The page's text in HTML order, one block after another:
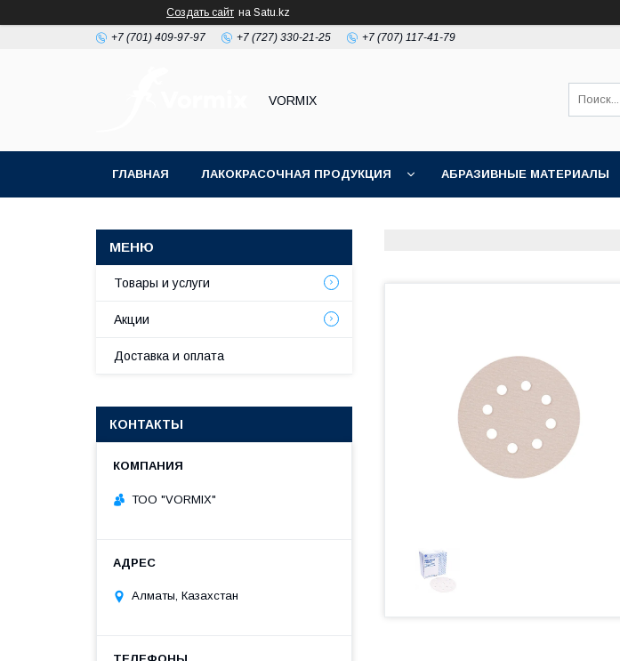
Создать сайт на Satu.kz
+7 (701) 409-97-97 +7 (727) 330-21-25 +7 (707) 117-41-79
VORMIX
ГЛАВНАЯ ЛАКОКРАСОЧНАЯ ПРОДУКЦИЯ АБРАЗИВНЫЕ МАТЕРИАЛЫ
Товары и услуги
Акции
Доставка и оплата
КОНТАКТЫ
ТОО "VORMIX"
Алматы, Казахстан